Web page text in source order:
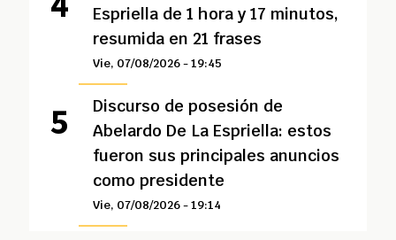
Espriella de 1 hora y 17 minutos,
resumida en 21 frases
Vie, 07/08/2026 - 19:45
Discurso de posesión de
Abelardo De La Espriella: estos
fueron sus principales anuncios
como presidente
Vie, 07/08/2026 - 19:14